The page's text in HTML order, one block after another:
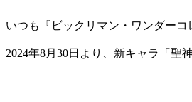
いつも『ビックリマン・ワンダー
2024年8月30日より、新キャラ「聖